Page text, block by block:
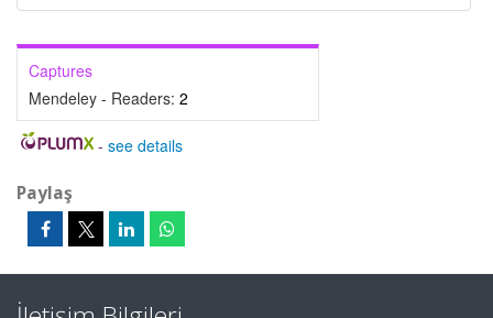
Captures
Mendeley - Readers: 2
- see details
Paylaş